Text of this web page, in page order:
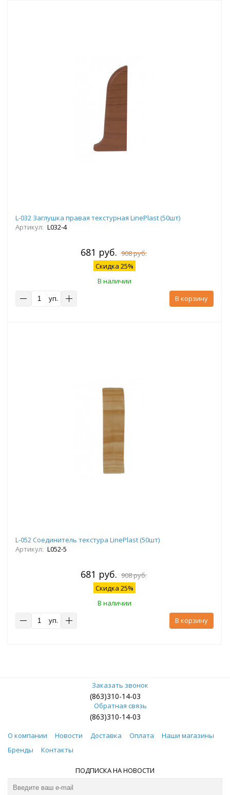
L-032 Заглушка правая текстурная LinePlast (50шт)
Артикул: L032-4
681 руб. 908 руб.
Скидка 25%
В наличии
уп.
В корзину
L-052 Соединитель текстура LinePlast (50шт)
Артикул: L052-5
681 руб. 908 руб.
Скидка 25%
В наличии
уп.
В корзину
Заказать звонок
(863)310-14-03
Обратная связь
(863)310-14-03
О компании Новости Доставка Оплата
Наши магазины
Бренды
Контакты
ПОДПИСКА НА НОВОСТИ